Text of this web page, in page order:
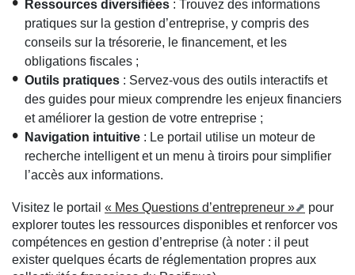
Ressources diversifiées : Trouvez des informations
pratiques sur la gestion d’entreprise, y compris des
conseils sur la trésorerie, le financement, et les
obligations fiscales ;
Outils pratiques : Servez-vous des outils interactifs et
des guides pour mieux comprendre les enjeux financiers
et améliorer la gestion de votre entreprise ;
Navigation intuitive : Le portail utilise un moteur de
recherche intelligent et un menu à tiroirs pour simplifier
l’accès aux informations.
Visitez le portail « Mes Questions d’entrepreneur »
pour
explorer toutes les ressources disponibles et renforcer vos
compétences en gestion d’entreprise (à noter : il peut
exister quelques écarts de réglementation propres aux